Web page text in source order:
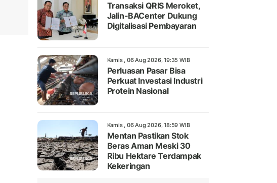
Transaksi QRIS Meroket,
Jalin-BACenter Dukung
Digitalisasi Pembayaran
Kamis , 06 Aug 2026, 19:35 WIB
Perluasan Pasar Bisa
Perkuat Investasi Industri
Protein Nasional
Kamis , 06 Aug 2026, 18:59 WIB
Mentan Pastikan Stok
Beras Aman Meski 30
Ribu Hektare Terdampak
Kekeringan